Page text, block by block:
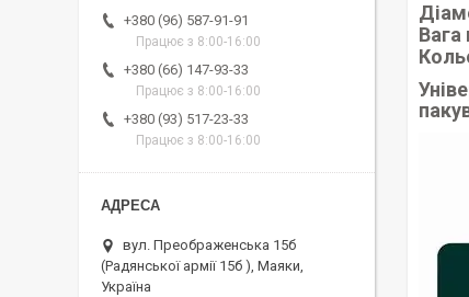
Вага
+380 (96) 587-91-91
Працює з 8:00-16:00
+380 (66) 147-93-33
Працює з 8:00-16:00
+380 (93) 517-23-33
Працює з 8:00-16:00
вул. Преображенська 15б
(Радянської армії 15б ), Маяки,
Україна